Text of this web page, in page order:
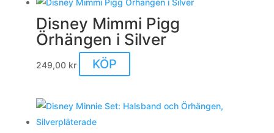
Disney Mimmi Pigg
Örhängen i Silver
249,00 kr KÖP